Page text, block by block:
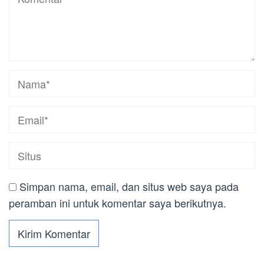
Simpan nama, email, dan situs web saya pada
peramban ini untuk komentar saya berikutnya.